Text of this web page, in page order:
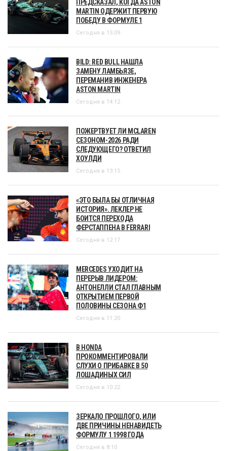
ПРЕДСКАЗАЛ, КОГДА ASTON
MARTIN ОДЕРЖИТ ПЕРВУЮ
ПОБЕДУ В ФОРМУЛЕ 1
Сегодня в 15:09
BILD: RED BULL НАШЛА
ЗАМЕНУ ЛАМБЬЯЗЕ,
ПЕРЕМАНИВ ИНЖЕНЕРА
ASTON MARTIN
Сегодня в 14:12
ПОЖЕРТВУЕТ ЛИ MCLAREN
СЕЗОНОМ-2026 РАДИ
СЛЕДУЮЩЕГО? ОТВЕТИЛ
ХОУЛДИ
Сегодня в 13:15
«ЭТО БЫЛА БЫ ОТЛИЧНАЯ
ИСТОРИЯ». ЛЕКЛЕР НЕ
БОИТСЯ ПЕРЕХОДА
ФЕРСТАППЕНА В FERRARI
Сегодня в 12:17
MERCEDES УХОДИТ НА
ПЕРЕРЫВ ЛИДЕРОМ:
АНТОНЕЛЛИ СТАЛ ГЛАВНЫМ
ОТКРЫТИЕМ ПЕРВОЙ
ПОЛОВИНЫ СЕЗОНА Ф1
Сегодня в 11:20
В HONDA
ПРОКОММЕНТИРОВАЛИ
СЛУХИ О ПРИБАВКЕ В 50
ЛОШАДИНЫХ СИЛ
Сегодня в 10:22
ЗЕРКАЛО ПРОШЛОГО, ИЛИ
ДВЕ ПРИЧИНЫ НЕНАВИДЕТЬ
ФОРМУЛУ 1 1998 ГОДА
Сегодня в 8:10